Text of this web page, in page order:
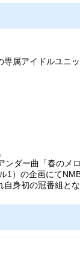
属アイドルユニ
ンダー曲「春のメ
）の企画にて
身初の冠番組とな